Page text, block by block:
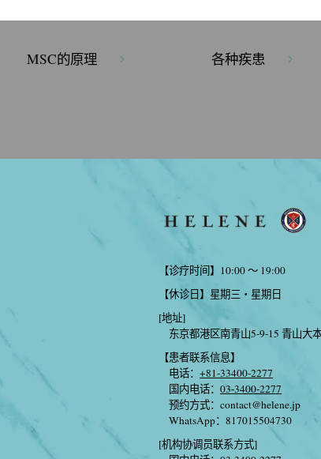
MSC的原理 各种疾患
【诊疗时间】10:00 〜 19:00
【休诊日】星期三・星期日
[地址]
东京都港区南青山5-9-15 青山大
【患者联系信息】
电话： +81-33400-2277
国内电话： 03-3400-2277
预约方式： contact@helene.jp
WhatsApp：817015504730
[机构协调员联系方式]